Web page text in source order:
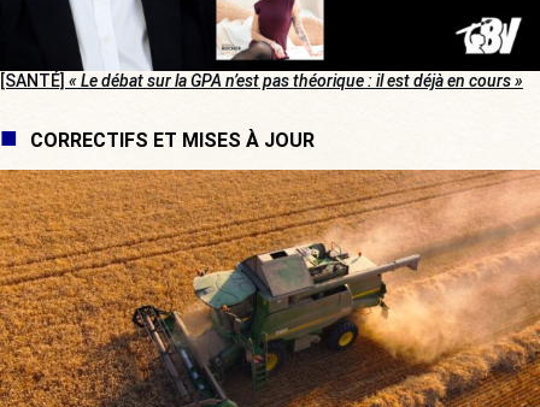
[SANTÉ] « Le débat sur la GPA n’est pas théorique : il est déjà en cours »
CORRECTIFS ET MISES À JOUR